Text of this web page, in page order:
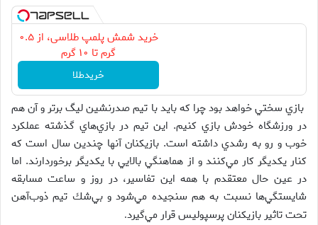
خرید شمش پلمپ طلاسی، از ۰.۵
گرم تا ۱۰ گرم
خریدطلا
بازي سختي خواهد بود چرا كه بايد با تيم صدرنشين ليگ برتر و آن هم
در ورزشگاه خودش بازي كنيم. اين تيم در بازي‌هاي گذشته عملكرد
خوب و رو به رشدي داشته است. بازيكنان آنها چندين سال است كه
كنار يكديگر كار مي‌كنند و از هماهنگي بالايي با يكديگر برخوردارند. اما
در عين حال معتقدم با همه اين تفاسير، در روز و ساعت مسابقه
شايستگي‌ها نسبت به هم سنجيده مي‌شود و بي‌شك تيم ذوب‌آهن
تحت تاثير بازيكنان پرسپوليس قرار مي‌گيرد.